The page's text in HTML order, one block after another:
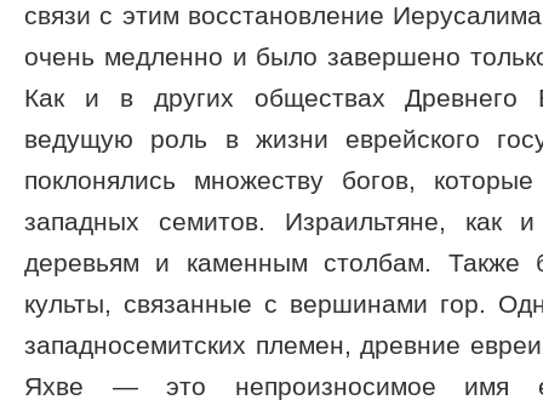
связи с этим восстановление
очень медленно и было завершено
Как и в других обществах Древнего
ведущую роль в жизни еврейского
поклонялись множеству богов,
западных семитов. Израильтяне, как
деревьям и каменным столбам. Также
культы, связанные с вершинами гор.
западносемитских племен, древние
Яхве — это непроизносимое имя